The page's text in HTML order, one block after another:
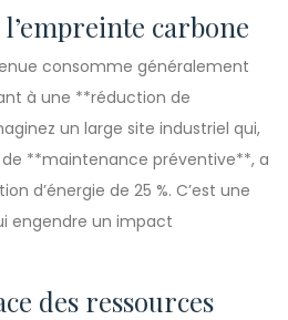
l’empreinte carbone
consomme généralement
à une **réduction de
un large site industriel qui,
**maintenance préventive**, a
d’énergie de 25 %. C’est une
engendre un impact
des ressources